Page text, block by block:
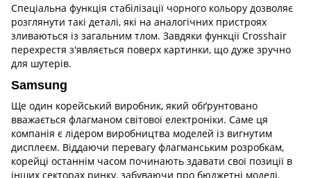
Спеціальна функція стабілізації чорного кольору дозволяє
розглянути такі деталі, які на аналогічних пристроях
зливаються із загальним тлом. Завдяки функції Crosshair
перехрестя з'являється поверх картинки, що дуже зручно
для шутерів.
Samsung
Ще один корейський виробник, який обґрунтовано
вважається флагманом світової електроніки. Саме ця
компанія є лідером виробництва моделей із вигнутим
дисплеєм. Віддаючи перевагу флагманським розробкам,
корейці останнім часом починають здавати свої позиції в
інших секторах ринку, забуваючи про бюджетні моделі.